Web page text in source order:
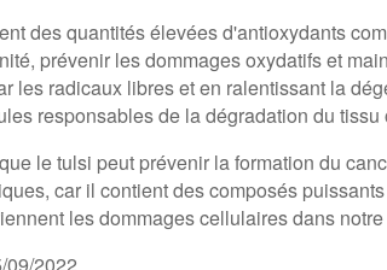
des quantités élevées d'antioxydants
prévenir les dommages oxydatifs et
les radicaux libres et en ralentissant la
responsables de la dégradation du
le tulsi peut prévenir la formation du
car il contient des composés
les dommages cellulaires dans